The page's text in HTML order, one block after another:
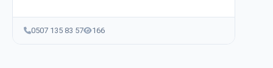
0507 135 83 57 166